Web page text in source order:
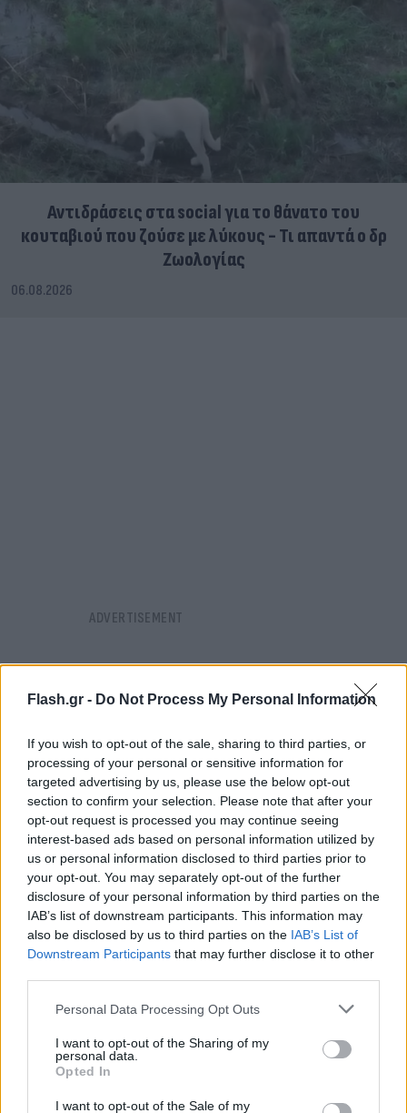
Flash.gr - Do Not Process My Personal Information
If you wish to opt-out of the sale, sharing to third parties, or
processing of your personal or sensitive information for
targeted advertising by us, please use the below opt-out
section to confirm your selection. Please note that after your
opt-out request is processed you may continue seeing
interest-based ads based on personal information utilized by
us or personal information disclosed to third parties prior to
your opt-out. You may separately opt-out of the further
disclosure of your personal information by third parties on the
IAB’s list of downstream participants. This information may
also be disclosed by us to third parties on the IAB’s List of
Downstream Participants that may further disclose it to other
Please note that this website/app uses one or more Google
not limited to your visit or usage behaviour. You may click to
grant or deny consent to Google and its third-party tags to
use your data for below specified purposes in below Google
consent section.
Personal Data Processing Opt Outs
I want to opt-out of the Sharing of my
personal data.
Opted In
I want to opt-out of the Sale of my
Αντιδράσεις στα social για το θάνατο του
κουταβιού που ζούσε με λύκους - Τι απαντά ο δρ
Ζωολογίας
06.08.2026
FLASH FOCUS